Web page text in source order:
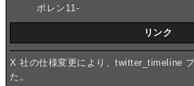
ポレン11-
リンク
X 社の仕様変更により、twitter_timeline
た。